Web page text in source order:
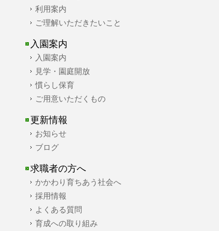
利用案内
ご理解いただきたいこと
入園案内
入園案内
見学・園庭開放
慣らし保育
ご用意いただくもの
更新情報
お知らせ
ブログ
求職者の方へ
かかわり育ちあう社会へ
採用情報
よくある質問
育成への取り組み